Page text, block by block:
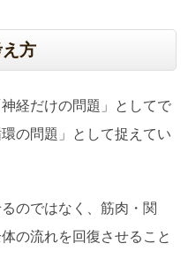
方
経だけの問題」としてで
の問題」として捉えてい
のではなく、筋肉・関
の流れを回復させること